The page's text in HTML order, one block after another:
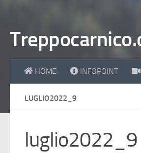
HOME INFOPOINT
LUGLIO2022_9
luglio2022_9